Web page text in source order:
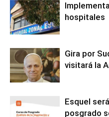
hospitales
Gira por
visitará la
Esquel
posgrado